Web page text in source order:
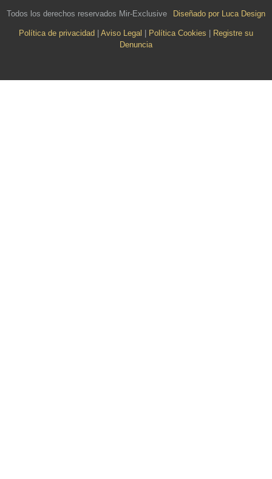
Todos los derechos reservados Mir-Exclusive Diseñado por Luca Design
Política de privacidad Aviso Legal Política Cookies
Registre su
Denuncia